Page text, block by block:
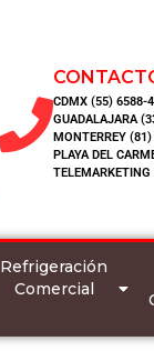
CDMX (55) 6588-
GUADALAJARA
MONTERREY
PLAYA DEL
Refrigeración
Comercial